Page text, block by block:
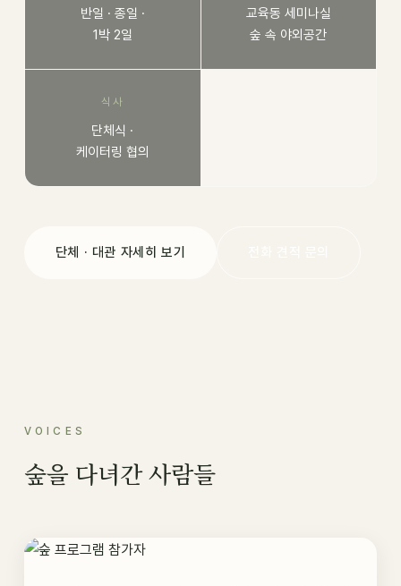
반일 · 종일 ·
1박 2일
교육동 세미나실
숲 속 야외공간
식사
단체식 ·
케이터링 협의
단체 · 대관 자세히 보기
VOICES
숲을 다녀간 사람들